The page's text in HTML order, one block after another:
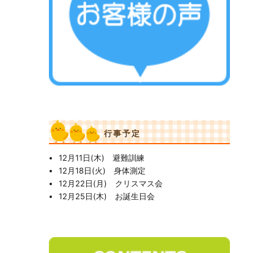
行事予定
12月11日(木) 避難訓練
12月18日(火) 身体測定
12月22日(月) クリスマス会
12月25日(木) お誕生日会